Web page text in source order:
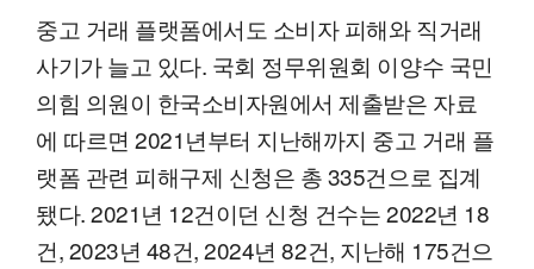
중고 거래 플랫폼에서도 소비자 피해와 직거래
사기가 늘고 있다. 국회 정무위원회 이양수 국민
의힘 의원이 한국소비자원에서 제출받은 자료
에 따르면 2021년부터 지난해까지 중고 거래 플
랫폼 관련 피해구제 신청은 총 335건으로 집계
됐다. 2021년 12건이던 신청 건수는 2022년 18
건, 2023년 48건, 2024년 82건, 지난해 175건으